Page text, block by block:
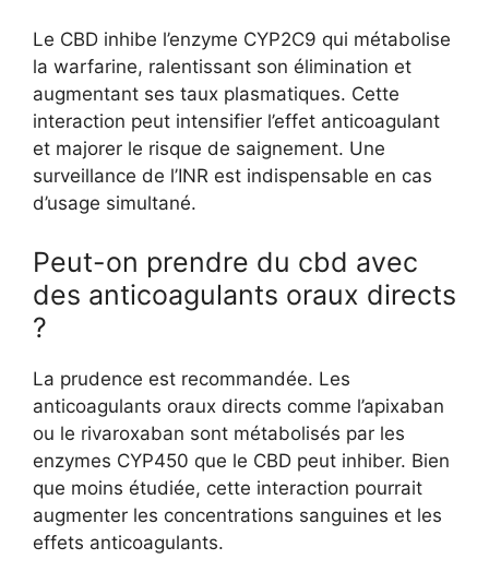
Le CBD inhibe l’enzyme CYP2C9 qui métabolise
la warfarine, ralentissant son élimination et
augmentant ses taux plasmatiques. Cette
interaction peut intensifier l’effet anticoagulant
et majorer le risque de saignement. Une
surveillance de l’INR est indispensable en cas
d’usage simultané.
Peut-on prendre du cbd avec
des anticoagulants oraux directs
?
La prudence est recommandée. Les
anticoagulants oraux directs comme l’apixaban
ou le rivaroxaban sont métabolisés par les
enzymes CYP450 que le CBD peut inhiber. Bien
que moins étudiée, cette interaction pourrait
augmenter les concentrations sanguines et les
effets anticoagulants.